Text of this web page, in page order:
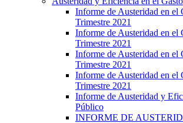
Informe de Austeridad en el
Trimestre 2021
Informe de Austeridad en el
Trimestre 2021
Informe de Austeridad en el
Trimestre 2021
Informe de Austeridad en el
Trimestre 2021
Informe de Austeridad y
Público
INFORME DE